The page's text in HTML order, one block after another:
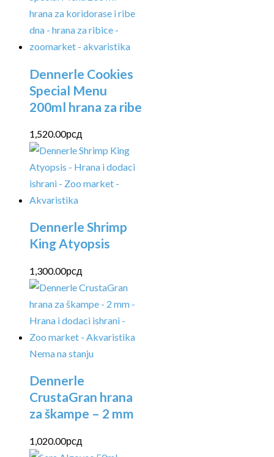
Dennerle Cookies
Special Menu
200ml hrana za ribe
1,520.00рсд
Dennerle Shrimp
King Atyopsis
1,300.00рсд
Nema na stanju
Dennerle
CrustaGran hrana
za škampe – 2 mm
1,020.00рсд